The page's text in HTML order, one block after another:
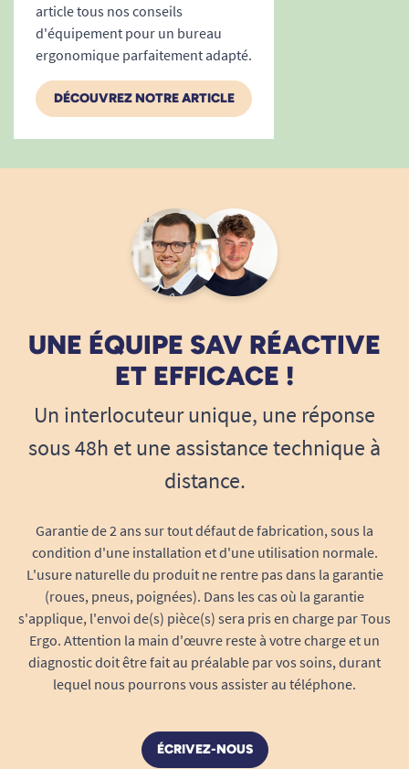
article tous nos conseils
d'équipement pour un bureau
ergonomique parfaitement adapté.
DÉCOUVREZ NOTRE ARTICLE
UNE ÉQUIPE SAV RÉACTIVE
ET EFFICACE !
Un interlocuteur unique, une réponse
sous 48h et une assistance technique à
distance.
Garantie de 2 ans sur tout défaut de fabrication, sous la
condition d'une installation et d'une utilisation normale.
L'usure naturelle du produit ne rentre pas dans la garantie
(roues, pneus, poignées). Dans les cas où la garantie
s'applique, l'envoi de(s) pièce(s) sera pris en charge par Tous
Ergo. Attention la main d'œuvre reste à votre charge et un
diagnostic doit être fait au préalable par vos soins, durant
lequel nous pourrons vous assister au téléphone.
ÉCRIVEZ-NOUS